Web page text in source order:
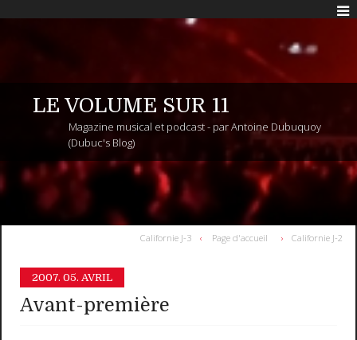
LE VOLUME SUR 11
Magazine musical et podcast - par Antoine Dubuquoy
(Dubuc's Blog)
Californie J-3 Page d'accueil Californie J-2
2007. 05. AVRIL
Avant-première